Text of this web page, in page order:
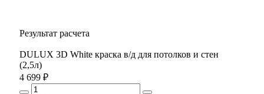
Результат расчета
DULUX 3D White краска в/д для потолков и стен
(2,5л)
4 699 ₽